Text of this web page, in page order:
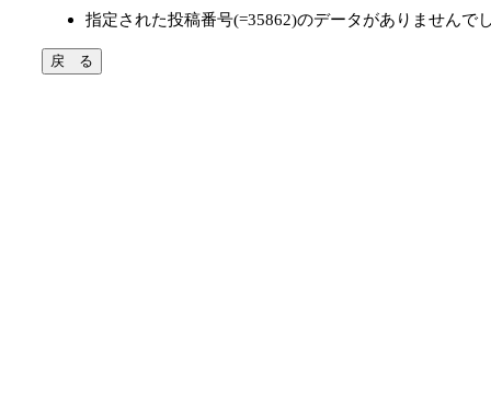
指定された投稿番号(=35862)のデータがありませんで